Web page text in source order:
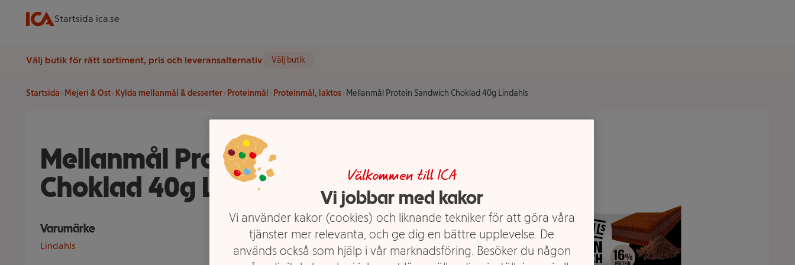
Startsida ica.se
Välj butik för rätt sortiment, pris och leveransalternativ Välj butik
Startsida Mejeri & Ost Kylda mellanmål & desserter Proteinmål Proteinmål, laktos Mellanmål Protein Sandwich Choklad 40g Lindahls
Mellanmål Protein Sandwich
Choklad 40g Lindahls
Varumärke
Lindahls
Välkommen till ICA
Vi jobbar med kakor
Vi använder kakor (cookies) och liknande tekniker för att göra våra
tjänster mer relevanta, och ge dig en bättre upplevelse. De
används också som hjälp i vår marknadsföring. Besöker du någon